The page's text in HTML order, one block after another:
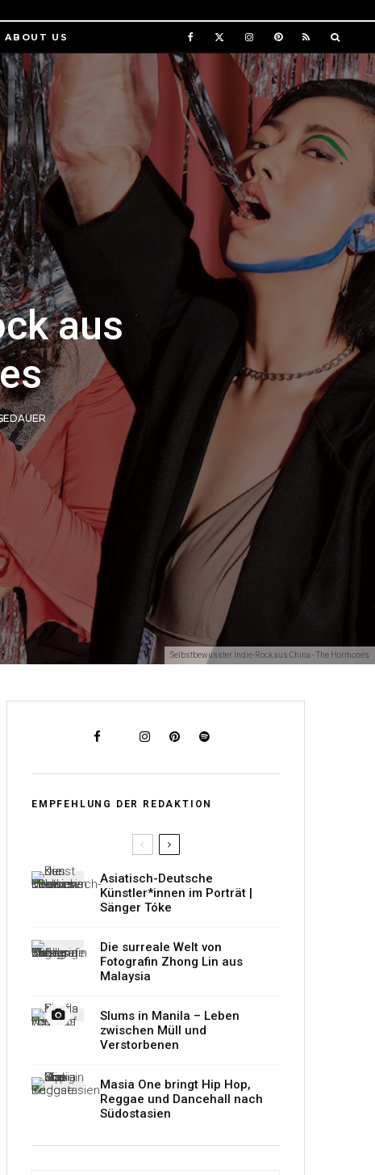
ABOUT US
Selbstbewusster Indie-Rock aus China - The Hormones
aus
EMPFEHLUNG DER REDAKTION
Asiatisch-Deutsche
Künstler*innen im Porträt |
Sänger Tóke
Die surreale Welt von
Fotografin Zhong Lin aus
Malaysia
Slums in Manila – Leben
zwischen Müll und
Verstorbenen
Masia One bringt Hip Hop,
Reggae und Dancehall nach
Südostasien